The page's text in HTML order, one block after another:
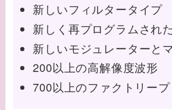
新しいフィルタータイプ
新しく再プログラムされ
新しいモジュレーターと
200以上の高解像度波形
700以上のファクトリープ